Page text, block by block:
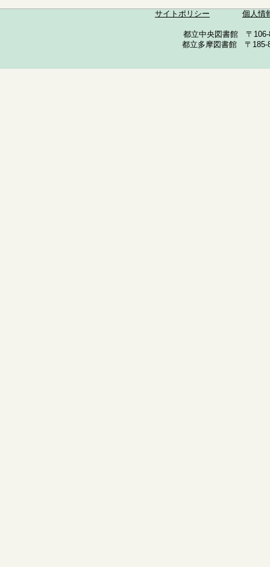
サイトポリシー 個人情
都立中央図書館 〒
都立多摩図書館 〒185-